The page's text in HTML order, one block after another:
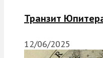
Транзит
12/06/2025